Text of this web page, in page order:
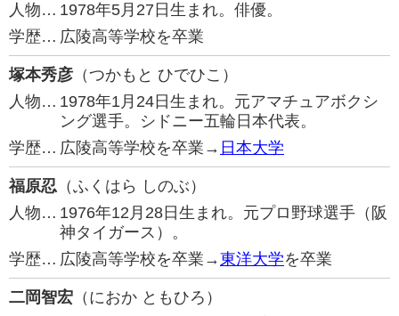
人物… 1978年5月27日生まれ。俳優。
学歴… 広陵高等学校を卒業
塚本秀彦 （つかもと ひでひこ）
人物… 1978年1月24日生まれ。元アマチュアボクシ
ング選手。シドニー五輪日本代表。
学歴… 広陵高等学校を卒業→ 日本大学
福原忍 （ふくはら しのぶ）
人物… 1976年12月28日生まれ。元プロ野球選手（阪
神タイガース）。
学歴… 広陵高等学校を卒業→東洋大学を卒業
二岡智宏 （におか ともひろ）